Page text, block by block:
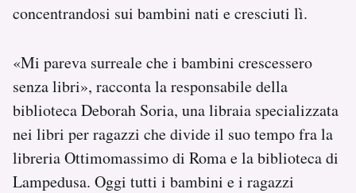
concentrandosi sui bambini nati e cresciuti lì.
«Mi pareva surreale che i bambini crescessero
senza libri», racconta la responsabile della
biblioteca Deborah Soria, una libraia specializzata
nei libri per ragazzi che divide il suo tempo fra la
libreria Ottimomassimo di Roma e la biblioteca di
Lampedusa. Oggi tutti i bambini e i ragazzi